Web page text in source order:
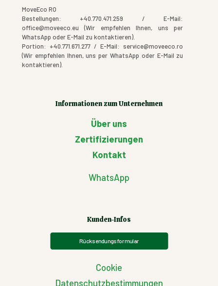
MoveEco RO
Bestellungen: +40.770.471.259 / E-Mail:
office@moveeco.eu (Wir empfehlen Ihnen, uns per
WhatsApp oder E-Mail zu kontaktieren).
Portion: +40.771.671.277 / E-Mail: service@moveeco.ro
(Wir empfehlen Ihnen, uns per WhatsApp oder E-Mail zu
kontaktieren).
Informationen zum Unternehmen
Über uns
Zertifizierungen
Kontakt
WhatsApp
Kunden-Infos
Rücksendungsformular
Cookie
Datenschutzbestimmungen